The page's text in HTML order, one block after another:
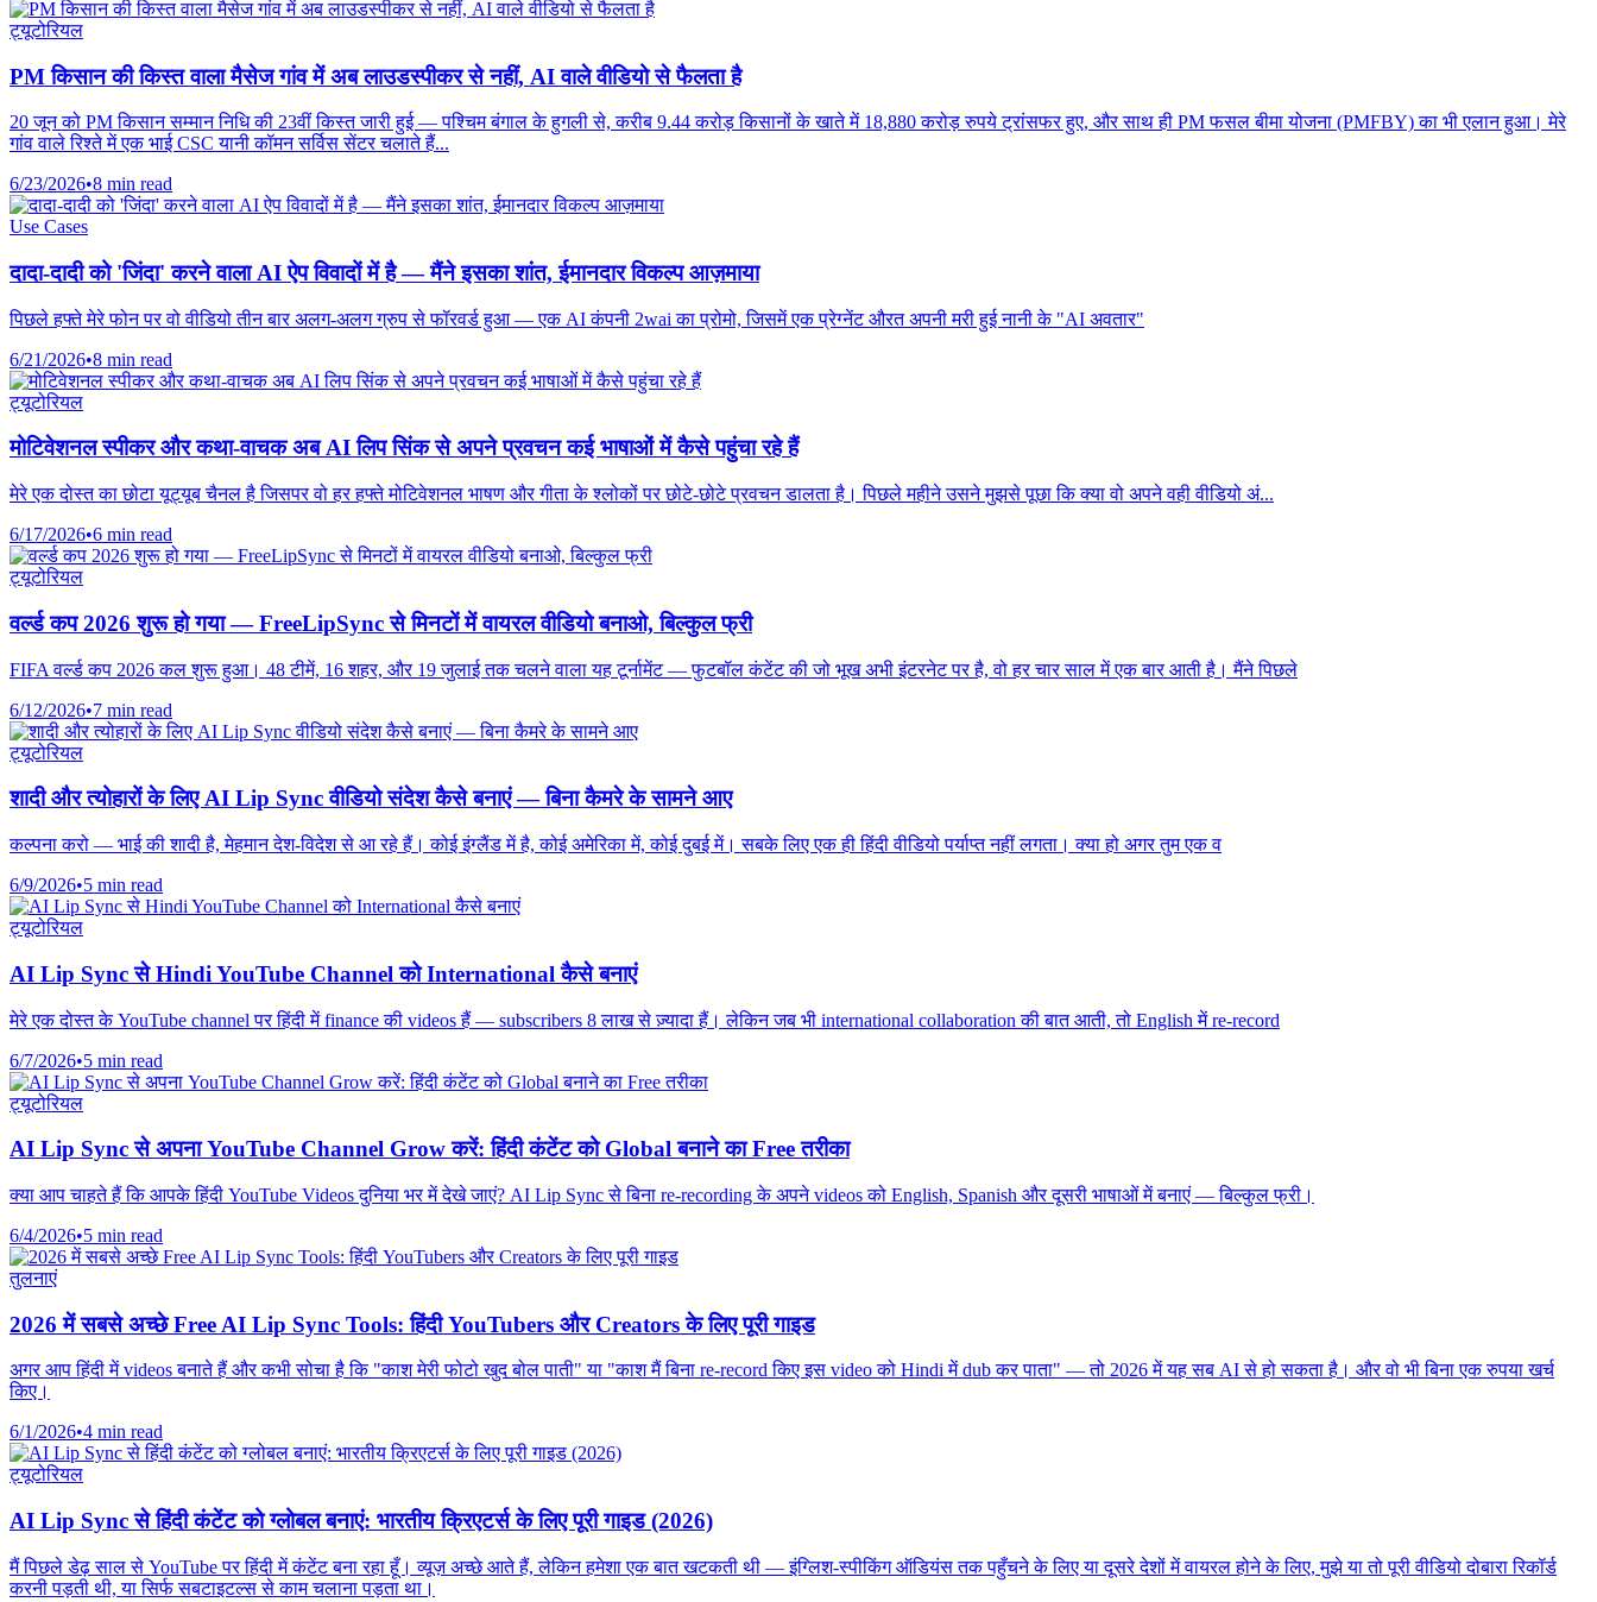
ट्यूटोरियल
PM किसान की किस्त वाला मैसेज गांव में अब लाउडस्पीकर से नहीं, AI वाले वीडियो से फैलता है
20 जून को PM किसान सम्मान निधि की 23वीं किस्त जारी हुई — पश्चिम बंगाल के हुगली से, करीब 9.44 करोड़ किसानों के खाते में 18,880 करोड़ रुपये ट्रांसफर हुए, और साथ ही PM फसल बीमा योजना (PMFBY) का भी एलान हुआ। मेरे
गांव वाले रिश्ते में एक भाई CSC यानी कॉमन सर्विस सेंटर चलाते हैं...
6/23/2026•8 min read
Use Cases
दादा-दादी को 'जिंदा' करने वाला AI ऐप विवादों में है — मैंने इसका शांत, ईमानदार विकल्प आज़माया
पिछले हफ्ते मेरे फोन पर वो वीडियो तीन बार अलग-अलग ग्रुप से फॉरवर्ड हुआ — एक AI कंपनी 2wai का प्रोमो, जिसमें एक प्रेग्नेंट औरत अपनी मरी हुई नानी के "AI अवतार"
6/21/2026•8 min read
ट्यूटोरियल
मोटिवेशनल स्पीकर और कथा-वाचक अब AI लिप सिंक से अपने प्रवचन कई भाषाओं में कैसे पहुंचा रहे हैं
मेरे एक दोस्त का छोटा यूट्यूब चैनल है जिसपर वो हर हफ्ते मोटिवेशनल भाषण और गीता के श्लोकों पर छोटे-छोटे प्रवचन डालता है। पिछले महीने उसने मुझसे पूछा कि क्या वो अपने वही वीडियो अं...
6/17/2026•6 min read
ट्यूटोरियल
वर्ल्ड कप 2026 शुरू हो गया — FreeLipSync से मिनटों में वायरल वीडियो बनाओ, बिल्कुल फ्री
FIFA वर्ल्ड कप 2026 कल शुरू हुआ। 48 टीमें, 16 शहर, और 19 जुलाई तक चलने वाला यह टूर्नामेंट — फुटबॉल कंटेंट की जो भूख अभी इंटरनेट पर है, वो हर चार साल में एक बार आती है। मैंने पिछले
6/12/2026•7 min read
ट्यूटोरियल
शादी और त्योहारों के लिए AI Lip Sync वीडियो संदेश कैसे बनाएं — बिना कैमरे के सामने आए
कल्पना करो — भाई की शादी है, मेहमान देश-विदेश से आ रहे हैं। कोई इंग्लैंड में है, कोई अमेरिका में, कोई दुबई में। सबके लिए एक ही हिंदी वीडियो पर्याप्त नहीं लगता। क्या हो अगर तुम एक व
6/9/2026•5 min read
ट्यूटोरियल
AI Lip Sync से Hindi YouTube Channel को International कैसे बनाएं
मेरे एक दोस्त के YouTube channel पर हिंदी में finance की videos हैं — subscribers 8 लाख से ज़्यादा हैं। लेकिन जब भी international collaboration की बात आती, तो English में re-record
6/7/2026•5 min read
ट्यूटोरियल
AI Lip Sync से अपना YouTube Channel Grow करें: हिंदी कंटेंट को Global बनाने का Free तरीका
क्या आप चाहते हैं कि आपके हिंदी YouTube Videos दुनिया भर में देखे जाएं? AI Lip Sync से बिना re-recording के अपने videos को English, Spanish और दूसरी भाषाओं में बनाएं — बिल्कुल फ्री।
6/4/2026•5 min read
तुलनाएं
2026 में सबसे अच्छे Free AI Lip Sync Tools: हिंदी YouTubers और Creators के लिए पूरी गाइड
अगर आप हिंदी में videos बनाते हैं और कभी सोचा है कि "काश मेरी फोटो खुद बोल पाती" या "काश मैं बिना re-record किए इस video को Hindi में dub कर पाता" — तो 2026 में यह सब AI से हो सकता है। और वो भी बिना एक रुपया खर्च
किए।
6/1/2026•4 min read
ट्यूटोरियल
AI Lip Sync से हिंदी कंटेंट को ग्लोबल बनाएं: भारतीय क्रिएटर्स के लिए पूरी गाइड (2026)
मैं पिछले डेढ़ साल से YouTube पर हिंदी में कंटेंट बना रहा हूँ। व्यूज़ अच्छे आते हैं, लेकिन हमेशा एक बात खटकती थी — इंग्लिश-स्पीकिंग ऑडियंस तक पहुँचने के लिए या दूसरे देशों में वायरल होने के लिए, मुझे या तो पूरी वीडियो दोबारा रिकॉर्ड
करनी पड़ती थी, या सिर्फ सबटाइटल्स से काम चलाना पड़ता था।